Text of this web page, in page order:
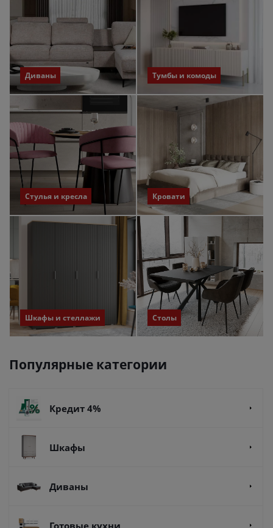
Диваны Тумбы и комоды
Стулья и кресла Кровати
Шкафы и стеллажи Столы
Популярные категории
Кредит 4%
Шкафы
Диваны
Готовые кухни